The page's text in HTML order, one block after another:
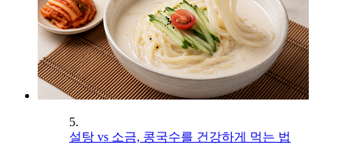
5.
설탕 vs 소금, 콩국수를 건강하게 먹는 법